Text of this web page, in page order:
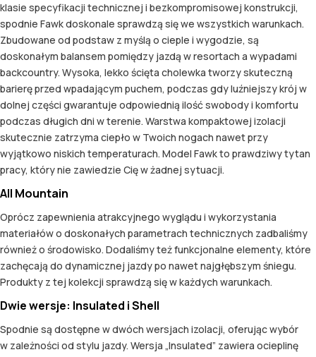
klasie specyfikacji technicznej i bezkompromisowej konstrukcji,
spodnie Fawk doskonale sprawdzą się we wszystkich warunkach.
Zbudowane od podstaw z myślą o cieple i wygodzie, są
doskonałym balansem pomiędzy jazdą w resortach a wypadami
backcountry. Wysoka, lekko ścięta cholewka tworzy skuteczną
barierę przed wpadającym puchem, podczas gdy luźniejszy krój w
dolnej części gwarantuje odpowiednią ilość swobody i komfortu
podczas długich dni w terenie. Warstwa kompaktowej izolacji
skutecznie zatrzyma ciepło w Twoich nogach nawet przy
wyjątkowo niskich temperaturach. Model Fawk to prawdziwy tytan
pracy, który nie zawiedzie Cię w żadnej sytuacji.
All Mountain
Oprócz zapewnienia atrakcyjnego wyglądu i wykorzystania
materiałów o doskonałych parametrach technicznych zadbaliśmy
również o środowisko. Dodaliśmy też funkcjonalne elementy, które
zachęcają do dynamicznej jazdy po nawet najgłębszym śniegu.
Produkty z tej kolekcji sprawdzą się w każdych warunkach.
Dwie wersje: Insulated i Shell
Spodnie są dostępne w dwóch wersjach izolacji, oferując wybór
w zależności od stylu jazdy. Wersja „Insulated” zawiera ocieplinę